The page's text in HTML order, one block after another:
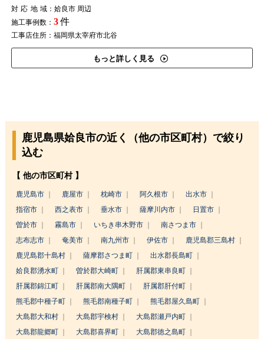
対応地域：姶良市 周辺
施工事例数： 3件
工事店住所：福岡県太宰府市北谷
もっと詳しく見る
鹿児島県姶良市の近く（他の市区町村）で絞り
込む
【 他の市区町村 】
鹿児島市 鹿屋市 枕崎市 阿久根市
出水市
指宿市
西之表市 垂水市 薩摩川内市
日置市
曽於市
霧島市 いちき串木野市
南さつま市
志布志市
奄美市 南九州市 伊佐市
鹿児島郡三島村
鹿児島郡十島村
薩摩郡さつま町
出水郡長島町
姶良郡湧水町
曽於郡大崎町
肝属郡東串良町
肝属郡錦江町
肝属郡南大隅町
肝属郡肝付町
熊毛郡中種子町
熊毛郡南種子町
熊毛郡屋久島町
大島郡大和村
大島郡宇検村
大島郡瀬戸内町
大島郡龍郷町
大島郡喜界町
大島郡徳之島町